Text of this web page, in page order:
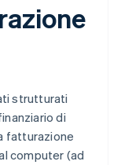
strutturati
di
fatturazione
computer (ad